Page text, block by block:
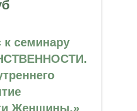
к семинару
Женщины.»